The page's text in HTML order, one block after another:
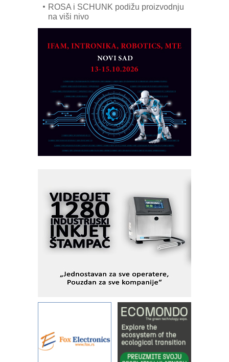
ROSA i SCHUNK podižu proizvodnju
na viši nivo
MAREX - Lim i mašine za savremena
Marcom-plast d.o.o.- vaš pouzdan
partner
CTO - Prilagodite svoju toplinsku
obradu!
Razvoj asortimanskog pravca MINI-
PLC AKYTEC
AUKOM: Svetski standard metrologije
dostupan u Srbiji
I.SAFE MOBILE revolucioniše
industrijsku automatizaciju
pionirskimmobile operator PANEL-OM
Fleksibilno stezanje i brzo
podešavanje u proizvodnji prototipova
KIP KOP – napredna rešenja za
objekte
Alba d.o.o. – 35 godina preciznosti u
IBeRTIM - oprema za ispitivanje
kontrole kvaliteta
STAUFF – Komponente koje
povećavaju pouzdanost hidrauličkih